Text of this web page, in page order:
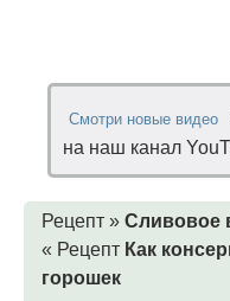
Смотри новые видео
на наш канал
Рецепт » Сливовое
« Рецепт Как
горошек